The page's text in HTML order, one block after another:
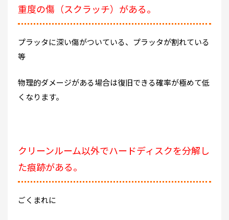
重度の傷（スクラッチ）がある。
プラッタに深い傷がついている、プラッタが割れている
等
物理的ダメージがある場合は復旧できる確率が極めて低
くなります。
クリーンルーム以外でハードディスクを分解し
た痕跡がある。
ごくまれに